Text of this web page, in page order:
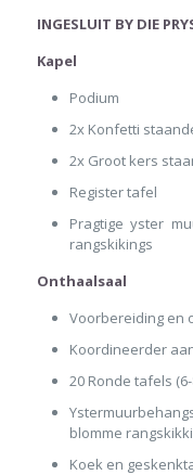
INGESLUIT BY DIE
Kapel
Podium
2x Konfetti
2x Groot kers
Register tafel
Pragtige yster
rangskikings
Onthaalsaal
Voorbereiding en
Koordineerder
20 Ronde tafels
blomme
Koek en